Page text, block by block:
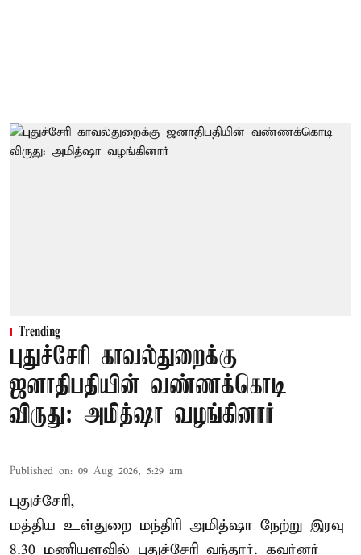
Trending
புதுச்சேரி காவல்துறைக்கு
ஜனாதிபதியின் வண்ணக்கொடி
விருது: அமித்ஷா வழங்கினார்
Published on: 09 Aug 2026, 5:29 am
புதுச்சேரி,
மத்திய உள்துறை மந்திரி அமித்ஷா நேற்று இரவு
8.30 மணியளவில் புதுச்சேரி வந்தார். கவர்னர்